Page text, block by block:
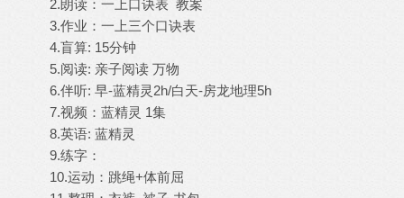
2.朗读：一上口诀表 教案
3.作业：一上三个口诀表
4.盲算: 15分钟
5.阅读: 亲子阅读 万物
6.伴听: 早-蓝精灵2h/白天-房龙地理5h
7.视频：蓝精灵 1集
8.英语: 蓝精灵
9.练字：
10.运动：跳绳+体前屈